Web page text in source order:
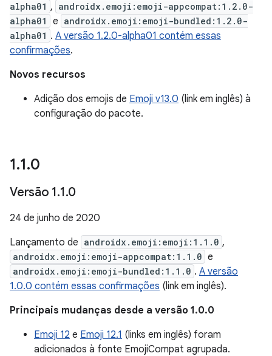
alpha01 , androidx.emoji:emoji-appcompat:1.2.0-
alpha01
e androidx.emoji:emoji-bundled:1.2.0-
alpha01 . A versão 1.2.0-alpha01 contém essas
confirmações.
Novos recursos
Adição dos emojis de Emoji v13.0 (link em inglês) à
configuração do pacote.
1.1.0
Versão 1.1.0
24 de junho de 2020
Lançamento de androidx.emoji:emoji:1.1.0 ,
androidx.emoji:emoji-appcompat:1.1.0 e
androidx.emoji:emoji-bundled:1.1.0 . A versão
1.0.0 contém essas confirmações (link em inglês).
Principais mudanças desde a versão 1.0.0
Emoji 12 e Emoji 12.1 (links em inglês) foram
adicionados à fonte EmojiCompat agrupada.